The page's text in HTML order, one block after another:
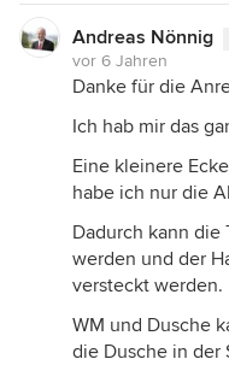
Andreas Nönnig
vor 6 Jahren
Danke für die
Ich hab mir das
Eine kleinere
habe ich nur die
Dadurch kann die
werden und der
versteckt werden.
WM und Dusche
die Dusche in der